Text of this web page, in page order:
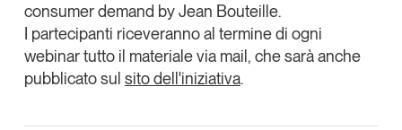
consumer demand byJean Bouteille.
I partecipanti riceveranno al termine di ogni
webinar tutto il materiale via mail, che sarà anche
pubblicato sul sito dell'iniziativa.